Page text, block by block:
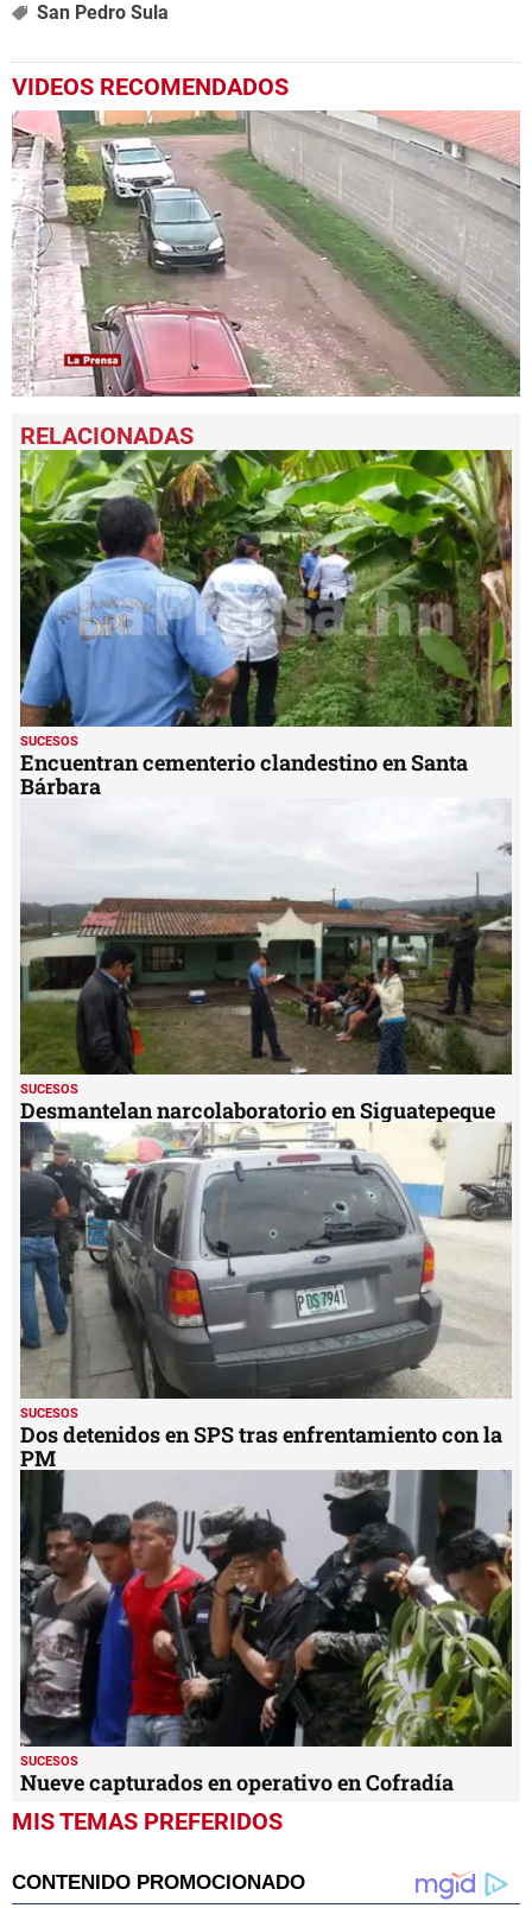
San Pedro Sula
VIDEOS RECOMENDADOS
seconds
of
3
minutes,
21
seconds
SUCESOS
Encuentran cementerio clandestino en Santa
Bárbara
SUCESOS
Desmantelan narcolaboratorio en Siguatepeque
SUCESOS
Dos detenidos en SPS tras enfrentamiento con la
PM
SUCESOS
Nueve capturados en operativo en Cofradía
MIS TEMAS PREFERIDOS